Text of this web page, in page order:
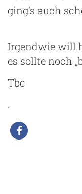
ging’s auch
Irgendwie will
es sollte noch
Tbc
.